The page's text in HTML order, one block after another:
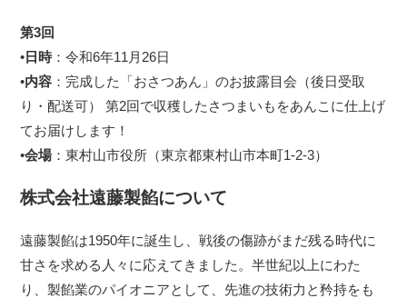
第3回
• 日時：令和6年11月26日
•内容 ：完成した「おさつあん」のお披露目会（後日受取
り・配送可） 第2回で収穫したさつまいもをあんこに仕上げ
てお届けします！
•会場：東村山市役所（東京都東村山市本町1-2-3）
株式会社遠藤製餡について
遠藤製餡は1950年に誕生し、戦後の傷跡がまだ残る時代に
甘さを求める人々に応えてきました。半世紀以上にわた
り、製餡業のパイオニアとして、先進の技術力と矜持をも